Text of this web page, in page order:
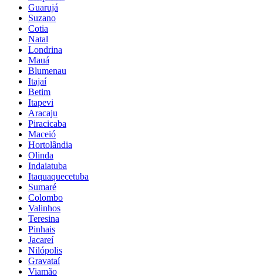
Guarujá
Suzano
Cotia
Natal
Londrina
Mauá
Blumenau
Itajaí
Betim
Itapevi
Aracaju
Piracicaba
Maceió
Hortolândia
Olinda
Indaiatuba
Itaquaquecetuba
Sumaré
Colombo
Valinhos
Teresina
Pinhais
Jacareí
Nilópolis
Gravataí
Viamão